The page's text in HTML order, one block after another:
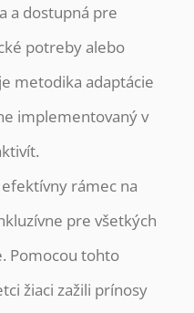
a dostupná pre
potreby alebo
metodika adaptácie
implementovaný v
rámec na
pre všetkých
Pomocou tohto
žiaci zažili prínosy